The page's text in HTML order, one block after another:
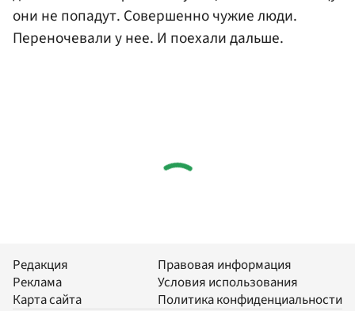
они не попадут. Совершенно чужие люди.
Переночевали у нее. И поехали дальше.
Редакция
Реклама
Карта сайта
Правовая информация
Условия использования
Политика конфиденциальности